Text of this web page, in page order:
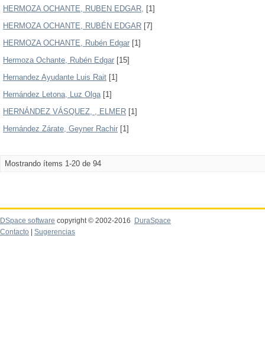
HERMOZA OCHANTE, RUBEN EDGAR, [1]
HERMOZA OCHANTE, RUBÉN EDGAR [7]
HERMOZA OCHANTE, Rubén Edgar [1]
Hermoza Ochante, Rubén Edgar [15]
Hernandez Ayudante Luis Rait [1]
Hernández Letona, Luz Olga[1]
HERNÁNDEZ VÁSQUEZ, , ELMER [1]
Hernández Zárate, Geyner Rachir [1]
Mostrando ítems 1-20 de 94
DSpace software copyright © 2002-2016
DuraSpace
Contacto
Sugerencias